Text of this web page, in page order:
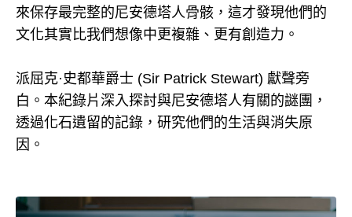
來保存最完整的尼安德塔人骨骸，這才發現他們的
文化其實比我們想像中更複雜、更有創造力。
派屈克·史都華爵士 (Sir Patrick Stewart) 獻聲旁
白。本紀錄片深入探討與尼安德塔人有關的謎團，
透過化石遺留的記錄，研究他們的生活與消失原
因。